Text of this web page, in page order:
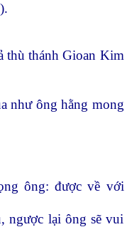
thù thánh Gioan Kim
như ông hằng mong
ông: được về với
ngược lại ông sẽ vui